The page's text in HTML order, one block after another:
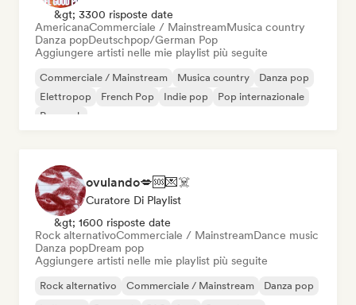
&gt; 3300 risposte date
AmericanaCommerciale / MainstreamMusica country
Danza popDeutschpop/German Pop
Aggiungere artisti nelle mie playlist più seguite
Commerciale / Mainstream Musica country
Danza pop
Elettropop
French Pop Indie pop
Pop internazionale
Pop rock
ovulando💋🆘💌☠️
Curatore Di Playlist
&gt; 1600 risposte date
Rock alternativoCommerciale / MainstreamDance music
Danza popDream pop
Aggiungere artisti nelle mie playlist più seguite
Rock alternativo Commerciale / Mainstream
Danza pop